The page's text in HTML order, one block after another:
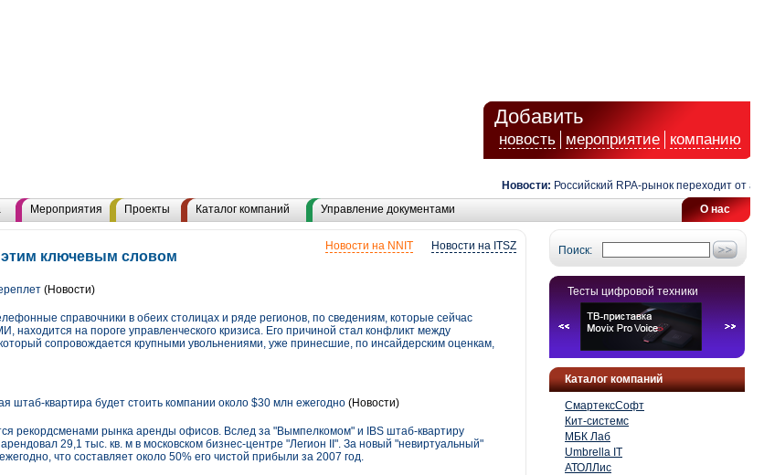
Добавить
новость мероприятие компанию
Новости: Российский RPA-рынок переходит от
О нас
Мероприятия Проекты Каталог компаний Управление документами
Поиск:
Тесты цифровой техники
Каталог компаний
СмартексСофт
Кит-системс
МБК Лаб
Umbrella IT
АТОЛЛис
Новости на ITSZ
Новости на NNIT
ключевым словом
(Новости)
справочники в обеих столицах и ряде регионов, по сведениям, которые сейчас
находится на пороге управленческого кризиса. Его причиной стал конфликт между
сопровождается крупными увольнениями, уже принесшие, по инсайдерским оценкам,
штаб-квартира будет стоить компании около $30 млн ежегодно (Новости)
рекордсменами рынка аренды офисов. Вслед за "Вымпелкомом" и IBS штаб-квартиру
29,1 тыс. кв. м в московском бизнес-центре "Легион II". За новый "невиртуальный"
что составляет около 50% его чистой прибыли за 2007 год.